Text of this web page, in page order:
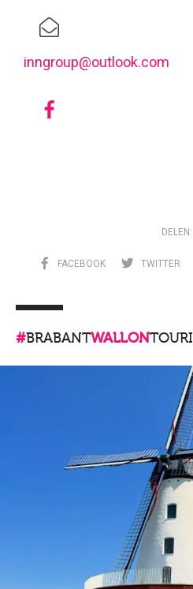
inngroup@outlook.com
DELEN:
FACEBOOK TWITTER
#BRABANTWALLON